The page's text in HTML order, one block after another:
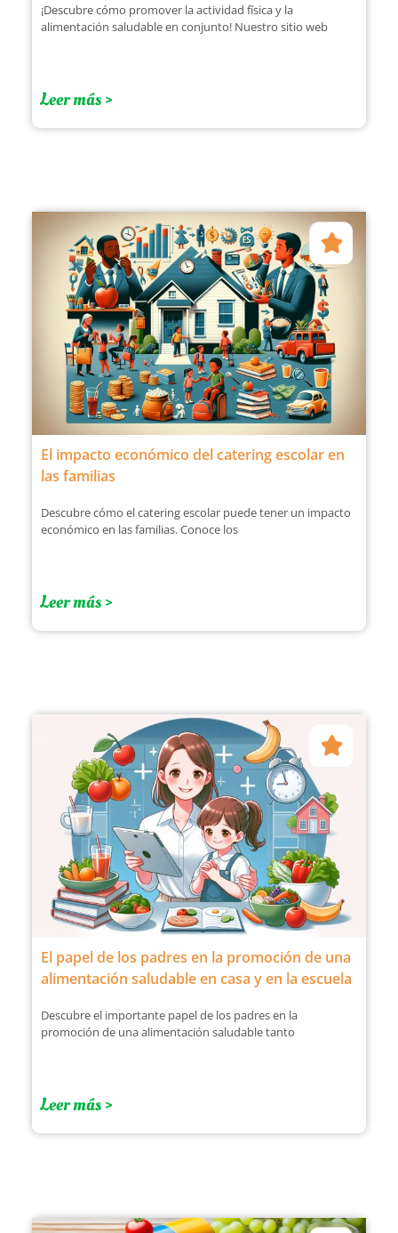
¡Descubre cómo promover la actividad física y la
alimentación saludable en conjunto! Nuestro sitio web
Leer más >
El impacto económico del catering escolar en
las familias
Descubre cómo el catering escolar puede tener un impacto
económico en las familias. Conoce los
Leer más >
El papel de los padres en la promoción de una
alimentación saludable en casa y en la escuela
Descubre el importante papel de los padres en la
promoción de una alimentación saludable tanto
Leer más >